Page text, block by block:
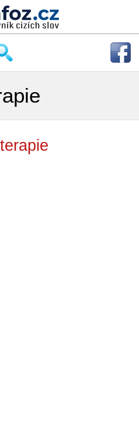
terapie